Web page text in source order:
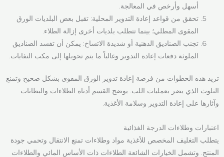
أسهل وأرخص في المعالجة.
تحقق من قواعد إعادة التدوير المحلية: تقبل بعض البلديات الورق
المقوى المطلي؛ بينما تتطلب بلديات أخرى إزالة الطلاء.
تجنب الصناديق الدهنية أو شديدة الاتساخ: يمكن أن تفسد الصناديق
الملوثة دفعات إعادة التدوير وغالباً ما يتم تحويلها إلى مكب النفايات.
تزيد هذه الخطوات من فرصة إعادة تدوير الورق المقوى بشكل صحيح وتمنع
التلوث الذي يضر بعمليات اللب. يوضح القسم أدناه الطلاءات والبطانات
وآثارها على إعادة التدوير وسلامة الأغذية.
اعتبارات وطلاءات الدرجة الغذائية
يتطلب التغليف المخصص للأغذية مواد وطلاءات تمنع الانتقال وتحمي جودة
المنتج. وتشمل الخيارات الشائعة الطلاءات ذات الأساس المائي والطلاءات